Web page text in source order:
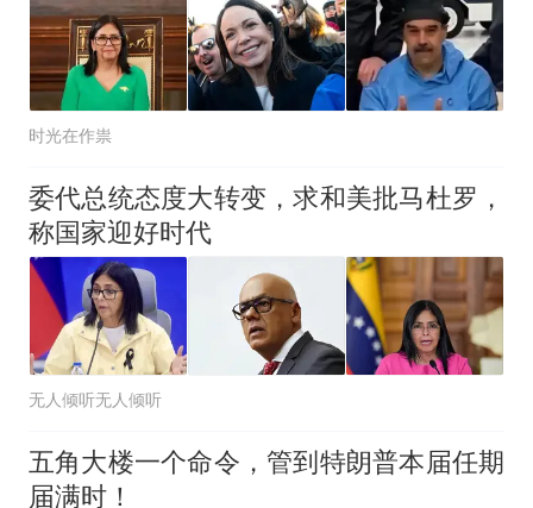
时光在作祟
委代总统态度大转变，求和美批马杜罗，
称国家迎好时代
无人倾听无人倾听
五角大楼一个命令，管到特朗普本届任期
届满时！